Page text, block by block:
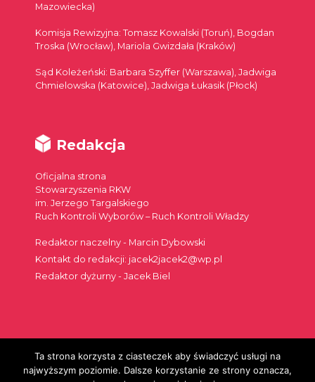
Mazowiecka)
Komisja Rewizyjna: Tomasz Kowalski (Toruń), Bogdan
Troska (Wrocław), Mariola Gwizdała (Kraków)
Sąd Koleżeński: Barbara Szyffer (Warszawa), Jadwiga
Chmielowska (Katowice), Jadwiga Łukasik (Płock)
Redakcja
Oficjalna strona
Stowarzyszenia RKW
im. Jerzego Targalskiego
Ruch Kontroli Wyborów – Ruch Kontroli Władzy
Redaktor naczelny - Marcin Dybowski
Kontakt do redakcji: jacek2jacek2@wp.pl
Redaktor dyżurny - Jacek Biel
Szukaj:
Ta strona korzysta z ciasteczek aby świadczyć usługi na
najwyższym poziomie. Dalsze korzystanie ze strony oznacza,